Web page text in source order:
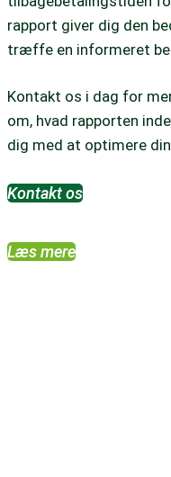
rapport giver dig den
træffe en informeret
Kontakt os i dag for
om, hvad rapporten
dig med at optimere
Kontakt os
Læs mere